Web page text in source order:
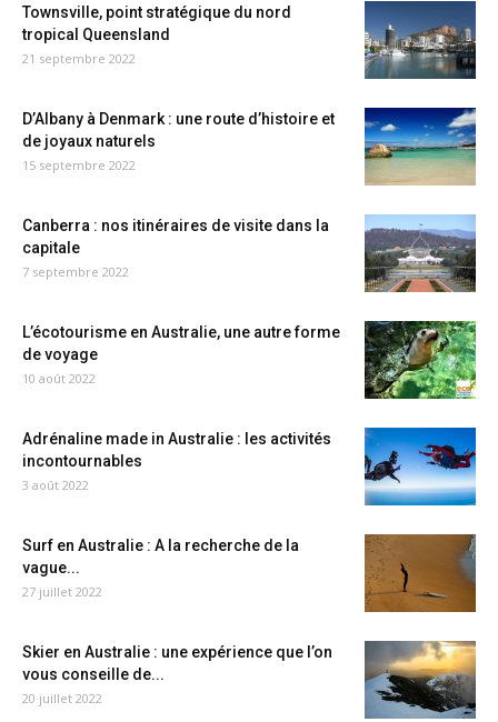
Townsville, point stratégique du nord
tropical Queensland
21 septembre 2022
D’Albany à Denmark : une route d’histoire et
de joyaux naturels
15 septembre 2022
Canberra : nos itinéraires de visite dans la
capitale
7 septembre 2022
L’écotourisme en Australie, une autre forme
de voyage
10 août 2022
Adrénaline made in Australie : les activités
incontournables
3 août 2022
Surf en Australie : A la recherche de la
vague...
27 juillet 2022
Skier en Australie : une expérience que l’on
vous conseille de...
20 juillet 2022